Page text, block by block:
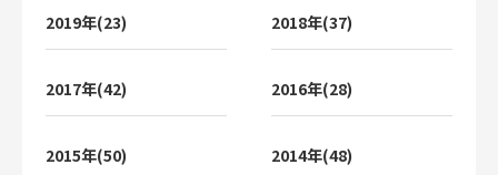
2019年(23) 2018年(37)
2017年(42) 2016年(28)
2015年(50) 2014年(48)